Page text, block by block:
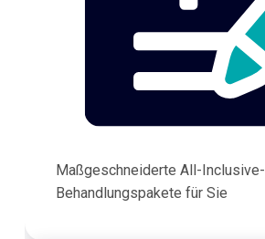
Maßgeschneiderte All-Inclusive-
Behandlungspakete für Sie